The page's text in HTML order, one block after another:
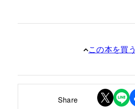
この本を買う
Share